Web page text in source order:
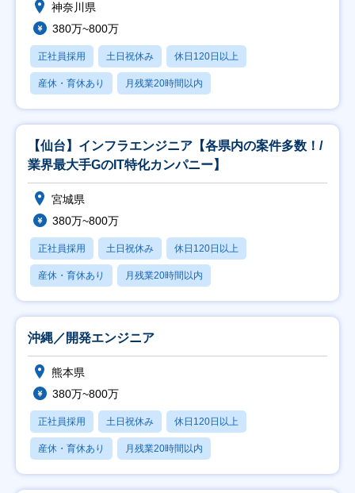
神奈川県
380万~800万
正社員採用 土日祝休み 休日120日以上
産休・育休あり 月残業20時間以内
【仙台】インフラエンジニア【各県内の案件多数！/
業界最大手GのIT特化カンパニー】
宮城県
380万~800万
正社員採用 土日祝休み 休日120日以上
産休・育休あり 月残業20時間以内
沖縄／開発エンジニア
熊本県
380万~800万
正社員採用 土日祝休み 休日120日以上
産休・育休あり 月残業20時間以内